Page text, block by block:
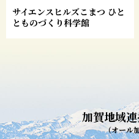
サイエンスヒルズこまつ ひと
とものづくり科学館
加賀地域
（オール